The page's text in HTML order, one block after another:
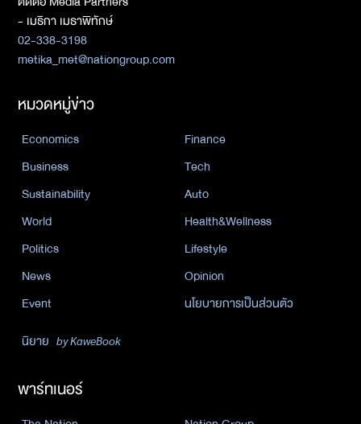
- เมธิกา เมธาพิทักษ์
02-338-3198
metika_met@nationgroup.com
หมวดหมู่ข่าว
Economics
Finance
Business
Tech
Sustainability
Auto
World
Health&Wellness
Politics
Lifestyle
News
Opinion
Event
นโยบายการเป็นส่วนตัว
นิยาย by KaweBook
พาร์ทเนอร์